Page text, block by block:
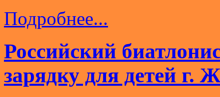
Подробнее...
Российский
зарядку для детей г.